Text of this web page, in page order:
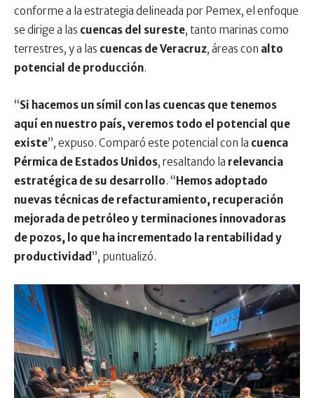
conforme a la estrategia delineada por Pemex, el enfoque
se dirige a las cuencas del sureste, tanto marinas como
terrestres, y a las cuencas de Veracruz, áreas con alto
potencial de producción.
“Si hacemos un símil con las cuencas que tenemos
aquí en nuestro país, veremos todo el potencial que
existe”, expuso. Comparó este potencial con la cuenca
Pérmica de Estados Unidos, resaltando la relevancia
estratégica de su desarrollo. “ Hemos adoptado
nuevas técnicas de refacturamiento, recuperación
mejorada de petróleo y terminaciones innovadoras
de pozos, lo que ha incrementado la rentabilidad y
productividad ”, puntualizó.